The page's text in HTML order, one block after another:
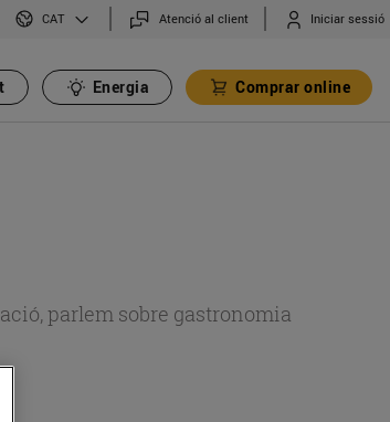
CAT Atenció al client Iniciar sessió
Energia Comprar online
parlem sobre gastronomia